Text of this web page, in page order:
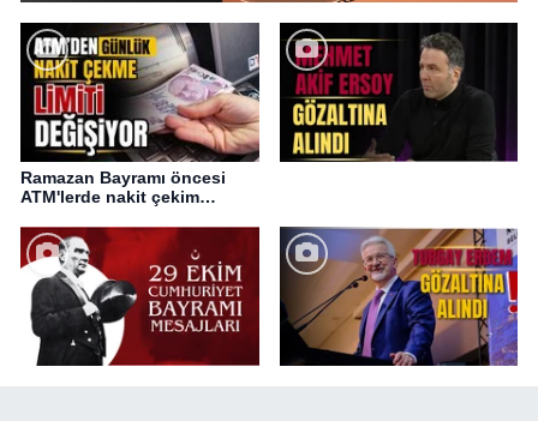
Ramazan Bayramı öncesi
ATM'lerde nakit çekim